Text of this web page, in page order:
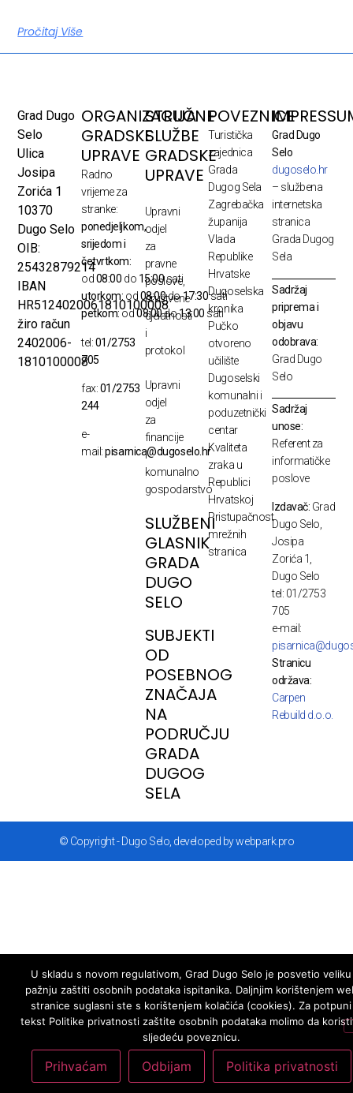
Pročitaj Više
Grad Dugo
Selo
Ulica
Josipa
Zorića 1
10370
Dugo Selo
OIB:
25432879214
IBAN
HR5124020061810100008
žiro račun
2402006-
1810100008
ORGANIZACIJA
GRADSKE
UPRAVE
Radno
vrijeme za
stranke:
ponedjeljkom,
srijedom i
četvrtkom:
od08:00 do 15:00sati
utorkom: od08:00do17:30sati
petkom:od08:00do13:00 sati
tel:01/2753
705
fax:01/2753
244
e-
mail:pisarnica@dugoselo.hr
STRUČNE
SLUŽBE
GRADSKE
UPRAVE
Upravni
odjel
za
pravne
poslove,
društvene
djelatnosti
i
protokol
Upravni
odjel
za
financije
i
komunalno
gospodarstvo
SLUŽBENI
GLASNIK
GRADA
DUGO
SELO
SUBJEKTI
OD
POSEBNOG
ZNAČAJA
NA
PODRUČJU
GRADA
DUGOG
SELA
POVEZNICE
Turistička
zajednica
Grada
Dugog Sela
Zagrebačka
županija
Vlada
Republike
Hrvatske
Dugoselska
kronika
Pučko
otvoreno
učilište
Dugoselski
komunalni i
poduzetnički
centar
Kvaliteta
zraka u
Republici
Hrvatskoj
Pristupačnost
mrežnih
stranica
Grad Dugo
Selo
dugoselo.hr
– službena
internetska
stranica
Grada Dugog
Sela
Sadržaj
priprema i
objavu
odobrava:
Grad Dugo
Selo
Sadržaj
unose:
Referent za
informatičke
poslove
Izdavač: Grad
Dugo Selo,
Josipa
Zorića 1,
Dugo Selo
tel: 01/2753
705
e-mail:
Stranicu
održava:
Carpen
Rebuild d.o.o.
© Copyright - Dugo Selo, developed by webpark.pro
U skladu s novom regulativom, Grad Dugo Selo je posvetio veliku
pažnju zaštiti osobnih podataka ispitanika. Daljnjim korištenjem
stranice suglasni ste s korištenjem kolačića (cookies). Za potpuni
tekst Politike privatnosti zaštite osobnih podataka molimo da
sljedeću poveznicu.
Prihvaćam Odbijam Politika privatnosti